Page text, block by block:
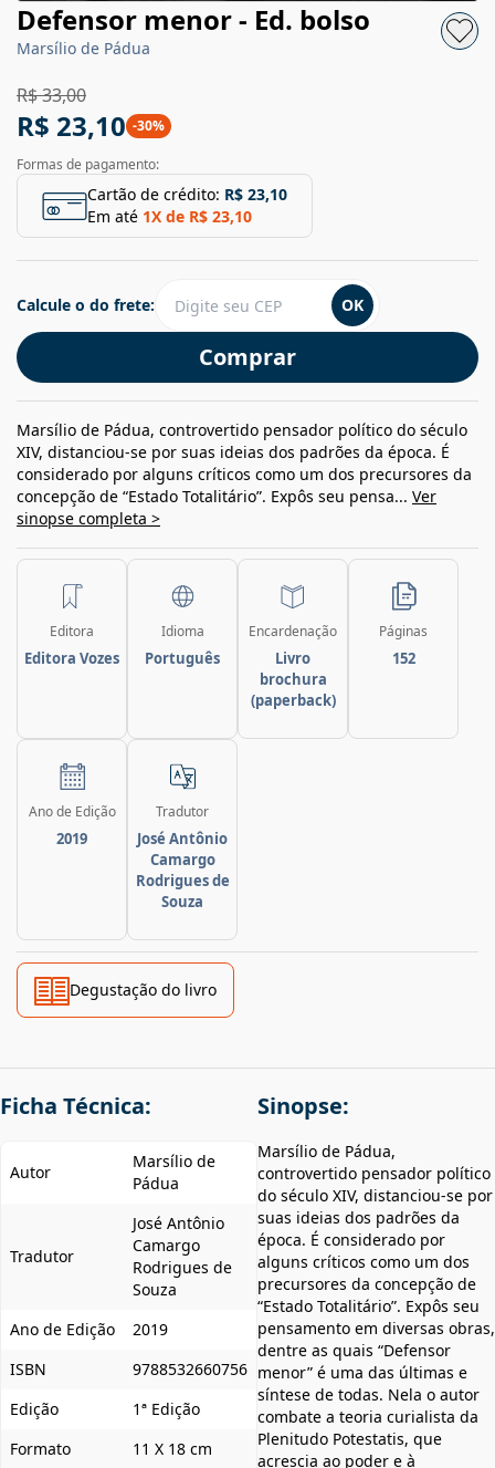
Defensor menor - Ed. bolso
Marsílio de Pádua
R$ 33,00
R$ 23,10 -30%
Formas de pagamento:
Cartão de crédito: R$ 23,10
Em até 1X de R$ 23,10
Comprar
Calcule o do frete: OK
Marsílio de Pádua, controvertido pensador político do século
XIV, distanciou-se por suas ideias dos padrões da época. É
considerado por alguns críticos como um dos precursores da
concepção de “Estado Totalitário”. Expôs seu pensa... Ver
sinopse completa >
Editora
Editora Vozes
Idioma
Português
Encardenação
Livro
brochura
(paperback)
Páginas
152
Ano de Edição
2019
Tradutor
José Antônio
Camargo
Rodrigues de
Souza
Degustação do livro
Ficha Técnica:
Autor
Marsílio de
Pádua
Tradutor
José Antônio
Camargo
Rodrigues de
Souza
Ano de Edição
2019
ISBN
9788532660756
Edição
1ª Edição
Formato
11 X 18 cm
Sinopse:
Marsílio de Pádua,
controvertido pensador político
do século XIV, distanciou-se por
suas ideias dos padrões da
época. É considerado por
alguns críticos como um dos
precursores da concepção de
“Estado Totalitário”. Expôs seu
pensamento em diversas obras,
dentre as quais “Defensor
menor” é uma das últimas e
síntese de todas. Nela o autor
combate a teoria curialista da
Plenitudo Potestatis, que
acrescia ao poder e à